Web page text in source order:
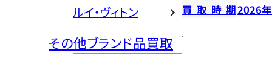
ルイ・ヴィトン
その他ブランド品買取
買取時期2026